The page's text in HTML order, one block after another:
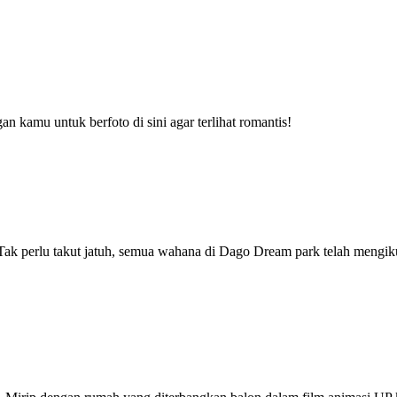
kamu untuk berfoto di sini agar terlihat romantis!
perlu takut jatuh, semua wahana di Dago Dream park telah